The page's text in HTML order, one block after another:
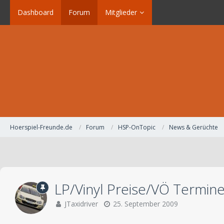
Dashboard Forum Mitglieder
Hoerspiel-Freunde.de Forum HSP-OnTopic News & Gerüchte
LP/Vinyl Preise/VÖ
JTaxidriver 25. September 2009